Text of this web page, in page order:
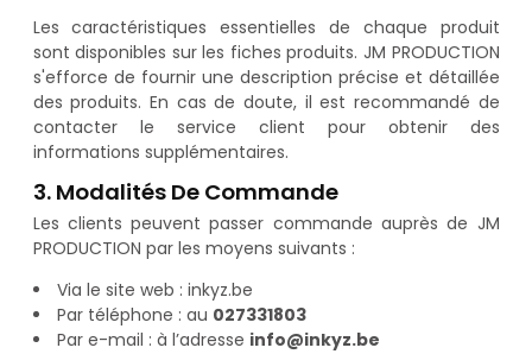
Les caractéristiques essentielles de chaque produit
sont disponibles sur les fiches produits. JM PRODUCTION
s'efforce de fournir une description précise et détaillée
des produits. En cas de doute, il est recommandé de
contacter le service client pour obtenir des
informations supplémentaires.
3. Modalités De Commande
Les clients peuvent passer commande auprès de JM
PRODUCTION par les moyens suivants :
Via le site web : inkyz.be
Par téléphone : au 027331803
Par e-mail : à l’adresse info@inkyz.be